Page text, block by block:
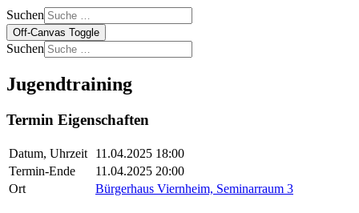
Suchen
Off-Canvas Toggle
Suchen
Jugendtraining
Termin Eigenschaften
Datum, Uhrzeit
11.04.2025 18:00
Termin-Ende
11.04.2025 20:00
Ort
Bürgerhaus Viernheim, Seminarraum 3